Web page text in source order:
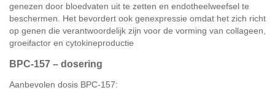
genezen door bloedvaten uit te zetten en endotheelweefsel te
beschermen. Het bevordert ook genexpressie omdat het zich richt
op genen die verantwoordelijk zijn voor de vorming van collageen,
groeifactor en cytokineproductie
BPC-157 – dosering
Aanbevolen dosis BPC-157: